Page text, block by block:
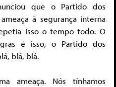
que o Partido dos
à segurança interna
isso o tempo todo. O
é isso, o Partido dos
blá, blá.
ameaça. Nós tínhamos